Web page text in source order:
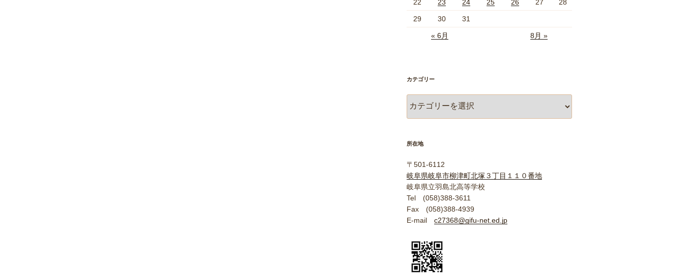
22 23 24 25 26 27 28
29 30 31
« 6月 8月 »
カテゴリー
テ
ー
所在地
〒501-6112
岐阜県岐阜市柳津町北塚３丁目１１０番地
岐阜県立羽島北高等学校
Tel (058)388-3611
Fax (058)388-4939
E-mail c27368@gifu-net.ed.jp